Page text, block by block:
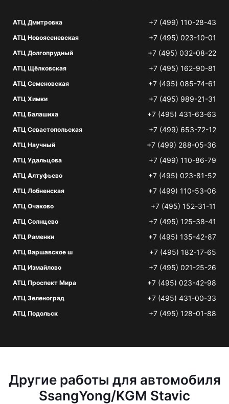
АТЦ Дмитровка +7 (499) 110-28-43
АТЦ Новоясеневская +7 (495) 023-10-01
АТЦ Долгопрудный +7 (495) 032-08-22
АТЦ Щёлковская +7 (495) 162-90-81
АТЦ Семеновская +7 (495) 085-74-61
АТЦ Химки +7 (495) 989-21-31
АТЦ Балашиха +7 (495) 431-63-63
АТЦ Севастопольская +7 (499) 653-72-12
АТЦ Научный +7 (499) 288-05-36
АТЦ Удальцова +7 (499) 110-86-79
АТЦ Алтуфьево +7 (495) 023-81-52
АТЦ Лобненская +7 (499) 110-53-06
АТЦ Очаково +7 (495) 152-31-11
АТЦ Солнцево +7 (495) 125-38-41
АТЦ Раменки +7 (495) 135-42-87
АТЦ Варшавское ш +7 (495) 182-17-65
АТЦ Измайлово +7 (495) 021-25-26
АТЦ Проспект Мира +7 (495) 023-42-98
АТЦ Зеленоград +7 (495) 431-00-33
АТЦ Подольск +7 (495) 128-01-88
Другие работы для автомобиля
SsangYong/KGM Stavic